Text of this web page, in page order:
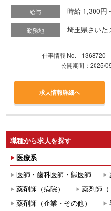
給与 時給 1,300円
勤務地 埼玉県さいた
仕事情報 No.：1368720
公開期間：2025/
求人情報詳細へ
職種から求人を探す
医療系
医師・歯科医師・獣医師
薬剤師（病院）
薬剤師（
薬剤師（企業・その他）